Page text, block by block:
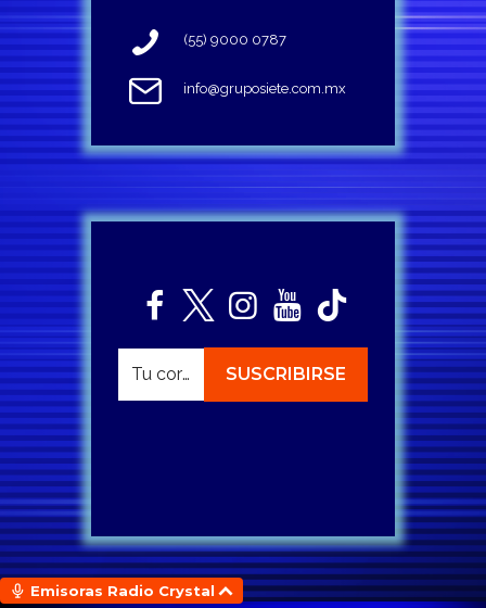
(55) 9000 0787
info@gruposiete.com.mx
Emisoras Radio Crystal